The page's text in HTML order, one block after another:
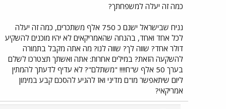
כמה זה יעלה למשפחתך?
נניח שבישראל ישנם כ 750 אלף משתכרים, כמה זה יעלה
לכל אחד ואחד, בהנחה שהאמריקאים לא יהיו מוכנים להשקיע
דולר אחד? שווה לך? שווה לנו? מה אתה מקבל בתמורה
להשקעה הזאת? במילים אחרות: אתה ואשתך תצטרכו לשלם
בערך 50 אלף ש"ח!!!! "משתלם"? לא עדיף לדעתך להמתין
ליום שיתאפשר מו"ם מדיני ואז להגיע להסכם קבע במימון
אמריקאי?